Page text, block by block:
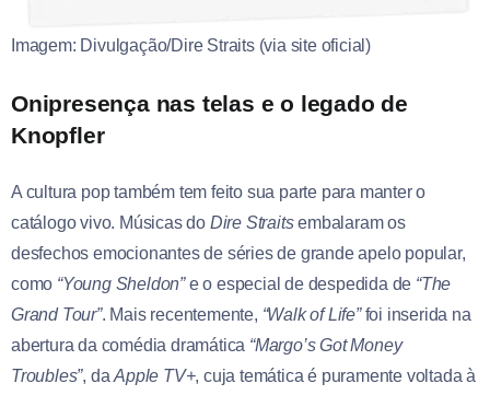
Imagem: Divulgação/Dire Straits (via site oficial)
Onipresença nas telas e o legado de
Knopfler
A cultura pop também tem feito sua parte para manter o
catálogo vivo. Músicas do Dire Straitsembalaram os
desfechos emocionantes de séries de grande apelo popular,
como “Young Sheldon”e o especial de despedida de “The
Grand Tour”. Mais recentemente, “Walk of Life”foi inserida na
abertura da comédia dramática “Margo’s Got Money
Troubles”, daApple TV+, cuja temática é puramente voltada à